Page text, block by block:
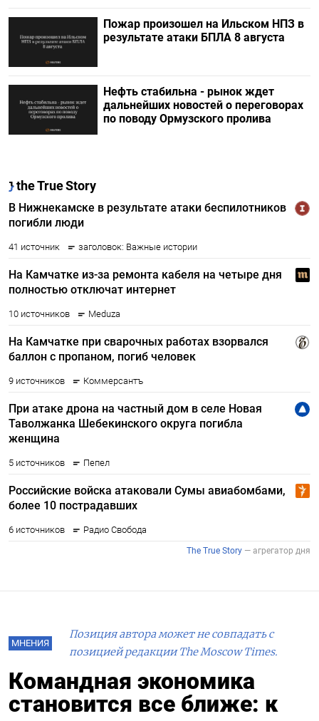
Пожар произошел на Ильском НПЗ в
результате атаки БПЛА 8 августа
Нефть стабильна - рынок ждет
дальнейших новостей о переговорах
по поводу Ормузского пролива
МНЕНИЯ
Позиция автора может не совпадать с
позицией редакции The Moscow Times.
Командная экономика
становится все ближе: к